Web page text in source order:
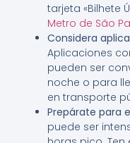
tarjeta «Bilhete
Metro de São
Considera
Aplicaciones
pueden ser
noche o para
en transporte
Prepárate para
puede ser